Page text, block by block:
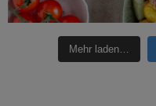
Mehr laden…